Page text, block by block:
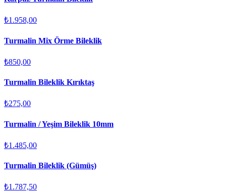
₺1.958,00
Turmalin Mix Örme Bileklik
₺850,00
Turmalin Bileklik Kırıktaş
₺275,00
Turmalin / Yeşim Bileklik 10mm
₺1.485,00
Turmalin Bileklik (Gümüş)
₺1.787,50